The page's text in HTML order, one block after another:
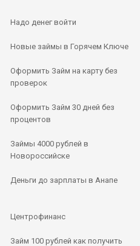
Надо денег войти
Новые займы в Горячем Ключе
Оформить Займ на карту без
проверок
Оформить Займ 30 дней без
процентов
Займы 4000 рублей в
Новороссийске
Деньги до зарплаты в Анапе
Центрофинанс
Займ 100 рублей как получить